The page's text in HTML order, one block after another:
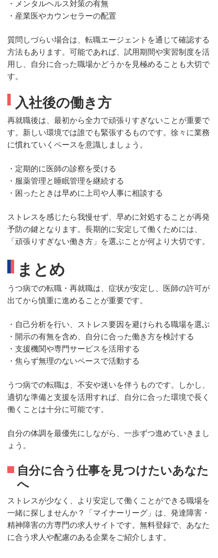
・メンタルヘルス対策の有無
・産業医やカウンセラーの配置
質問しづらい場合は、転職エージェントを通じて確認する
方法もあります。可能であれば、試用期間や実習制度を活
用し、自分に合った職場かどうかを見極めることも大切で
す。
入社後の働き方
再就職後は、最初から全力で頑張りすぎないことが重要で
す。新しい環境では誰でも緊張するものです。徐々に業務
に慣れていくペースを意識しましょう。
・定期的に医師の診察を受ける
・服薬管理と睡眠管理を継続する
・困ったときは早めに上司や人事に相談する
ストレスを感じたら我慢せず、早めに対処することが再発
予防の鍵となります。長期的に安定して働くためには、
「頑張りすぎない働き方」を選ぶことが何より大切です。
まとめ
うつ病での転職・再就職は、症状が安定し、医師の許可が
出てから慎重に進めることが重要です。
・自己分析を行い、ストレス要因を避けられる職場を選ぶ
・開示の有無を含め、自分に合った働き方を検討する
・支援機関や専門サービスを活用する
・焦らず無理のないペースで活動する
うつ病での転職は、不安や迷いを伴うものです。しかし、
適切な準備と支援を活用すれば、自分に合った環境で長く
働くことは十分に可能です。
自分の体調を最優先にしながら、一歩ずつ進めていきまし
ょう。
自分に合う仕事を見つけたいあなた
へ
ストレスが少なく、より安定して働くことができる職場を
一緒に探しませんか？「マイナーリーグ」は、発達障害・
精神障害の方専門の求人サイトです。無料登録で、あなた
に合う求人や配慮のある企業をご紹介します。